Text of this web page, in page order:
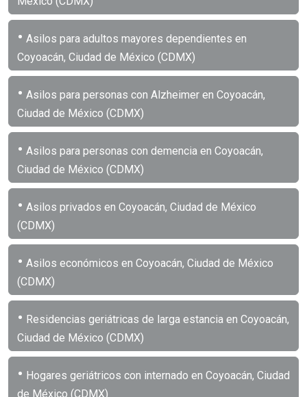
• Asilos para adultos mayores dependientes en
Coyoacán, Ciudad de México (CDMX)
• Asilos para personas con Alzheimer en Coyoacán,
Ciudad de México (CDMX)
• Asilos para personas con demencia en Coyoacán,
Ciudad de México (CDMX)
• Asilos privados en Coyoacán, Ciudad de México
(CDMX)
• Asilos económicos en Coyoacán, Ciudad de México
(CDMX)
• Residencias geriátricas de larga estancia en Coyoacán,
Ciudad de México (CDMX)
• Hogares geriátricos con internado en Coyoacán, Ciudad
de México (CDMX)